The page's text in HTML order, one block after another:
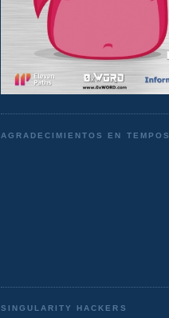
AGRADECIMIENTOS EN TEMPOS
SINGULARITY HACKERS